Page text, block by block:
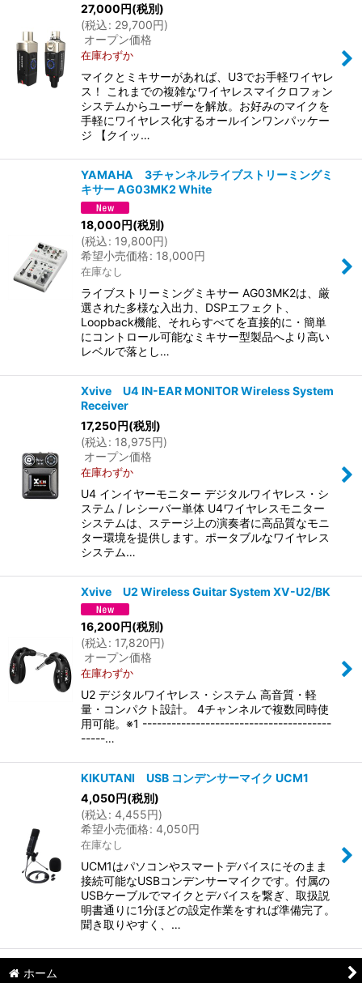
27,000円(税別)
(税込: 29,700円)
オープン価格
在庫わずか
マイクとミキサーがあれば、U3でお手軽ワイヤレ
ス！ これまでの複雑なワイヤレスマイクロフォン
システムからユーザーを解放。お好みのマイクを
手軽にワイヤレス化するオールインワンパッケー
ジ 【クイッ…
YAMAHA 3チャンネルライブストリーミングミ
キサー AG03MK2 White
18,000円(税別)
(税込: 19,800円)
希望小売価格: 18,000円
在庫なし
ライブストリーミングミキサー AG03MK2は、厳
選された多様な入出力、DSPエフェクト、
Loopback機能、それらすべてを直接的に・簡単
にコントロール可能なミキサー型製品へより高い
レベルで落とし…
Xvive U4 IN-EAR MONITOR Wireless System
Receiver
17,250円(税別)
(税込: 18,975円)
オープン価格
在庫わずか
U4 インイヤーモニター デジタルワイヤレス・シ
ステム / レシーバー単体 U4ワイヤレスモニター
システムは、ステージ上の演奏者に高品質なモニ
ター環境を提供します。ポータブルなワイヤレス
システム…
Xvive U2 Wireless Guitar System XV-U2/BK
16,200 円(税別)
(税込: 17,820円)
オープン価格
在庫わずか
U2 デジタルワイヤレス・システム 高音質・軽
量・コンパクト設計。 4チャンネルで複数同時使
用可能。※1 ---------------------------------------
-----…
KIKUTANI USB コンデンサーマイク UCM1
4,050 円(税別)
(税込: 4,455円)
希望小売価格: 4,050円
在庫なし
UCM1はパソコンやスマートデバイスにそのまま
接続可能なUSBコンデンサーマイクです。付属の
USBケーブルでマイクとデバイスを繋ぎ、取扱説
明書通りに1分ほどの設定作業をすれば準備完了。
聞き取りやすく、…
ホーム